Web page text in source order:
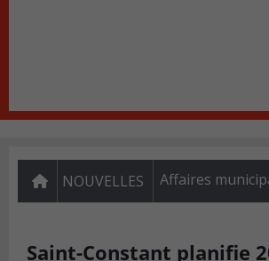
NOUVELLES Affaires
Saint-Constant planifie